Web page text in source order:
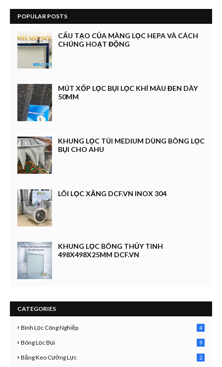
POPULAR POSTS
CẤU TẠO CỦA MÀNG LỌC HEPA VÀ CÁCH
CHÚNG HOẠT ĐỘNG
MÚT XỐP LỌC BỤI LỌC KHÍ MÀU ĐEN DÀY
50MM
KHUNG LỌC TÚI MEDIUM DÙNG BÔNG LỌC
BỤI CHO AHU
LÕI LỌC XĂNG DCF.VN INOX 304
KHUNG LỌC BÔNG THỦY TINH
498X498X25MM DCF.VN
CATEGORIES
Bình Lọc Công Nghiệp
4
Bông Lọc Bụi 9
Băng Keo Cường Lực
2